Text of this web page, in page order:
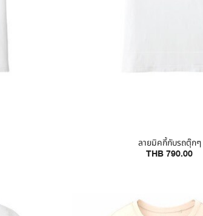
ลายมิคกี้กับรถตุ๊กๆ
THB 790.00